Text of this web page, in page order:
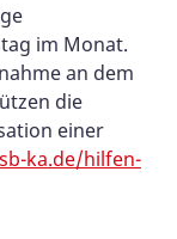
im Monat.
an dem
die
einer
ka.de/hilfen-